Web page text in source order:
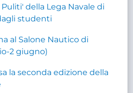
della Lega Navale di
studenti
al Salone Nautico di
2 giugno)
la seconda edizione della